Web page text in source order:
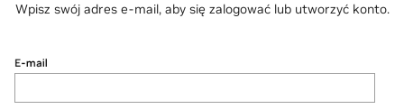
Wpisz swój adres e-mail, aby się zalogować lub utworzyć konto.
E-mail